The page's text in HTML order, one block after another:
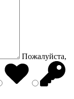
Пожалуйста,